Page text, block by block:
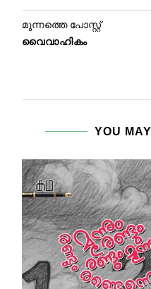
മുന്നത്തെ പോസ്റ്റ്
വൈവാഹികം
YOU